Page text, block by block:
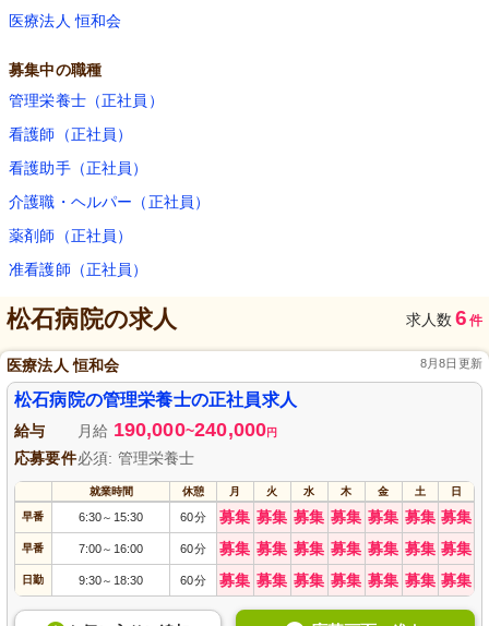
医療法人 恒和会
募集中の職種
管理栄養士（正社員）
看護師（正社員）
看護助手（正社員）
介護職・ヘルパー（正社員）
薬剤師（正社員）
准看護師（正社員）
松石病院の求人 求人数 6 件
医療法人 恒和会 8月8日更新
松石病院の管理栄養士の正社員求人
給与 月給 190,000~240,000円
応募要件必須: 管理栄養士
就業時間 休憩 月 火 水 木 金 土 日
早番 6:30～ 15:30 60分 募集 募集 募集 募集 募集 募集 募集
早番 7:00～ 16:00 60分 募集 募集 募集 募集 募集 募集 募集
日勤 9:30～ 18:30 60分 募集 募集 募集 募集 募集 募集 募集